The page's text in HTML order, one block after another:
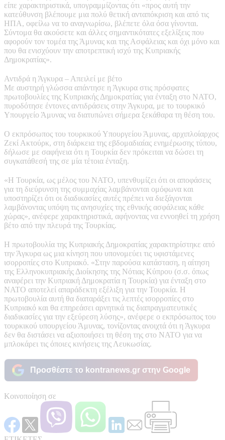
είπε χαρακτηριστικά, υπογραμμίζοντας ότι «προς αυτή την
κατεύθυνση βλέπουμε μια πολύ θετική ανταπόκριση και από τις
ΗΠΑ, οφείλω να το αναγνωρίσω, βλέπετε όλα όσα γίνονται.
Σύντομα θα ακούσετε και άλλες σημαντικότατες εξελίξεις που
αφορούν τον τομέα της Άμυνας και της Ασφάλειας και όχι μόνο και
που θα ενισχύουν την αποτρεπτική ισχύ της Κυπριακής
Δημοκρατίας».
Αντιδρά η Άγκυρα – Απειλεί με βέτο
Με αυστηρή γλώσσα απάντησε η Άγκυρα στις πρόσφατες
πρωτοβουλίες της Κυπριακής Δημοκρατίας για ένταξη στο ΝΑΤΟ,
πυροδότησε έντονες αντιδράσεις στην Άγκυρα, με το τουρκικό
Υπουργείο Άμυνας να διατυπώνει σήμερα ξεκάθαρα τη θέση του.
Ο εκπρόσωπος του τουρκικού Υπουργείου Άμυνας, αρχιπλοίαρχος
Ζεκί Ακτούρκ, στη διάρκεια της εβδομαδιαίας ενημέρωσης τύπου,
δήλωσε με σαφήνεια ότι η Τουρκία δεν πρόκειται να δώσει τη
συγκατάθεσή της σε μία τέτοια ένταξη.
«Η Τουρκία, ως μέλος του ΝΑΤΟ, υπενθυμίζει ότι οι αποφάσεις
για τη διεύρυνση της συμμαχίας λαμβάνονται ομόφωνα και
υποστηρίζει ότι οι διαδικασίες αυτές πρέπει να διεξάγονται
λαμβάνοντας υπόψη τις ανησυχίες της εθνικής ασφάλειας κάθε
χώρας», ανέφερε χαρακτηριστικά, αφήνοντας να εννοηθεί τη χρήση
βέτο από την πλευρά της Τουρκίας.
Η πρωτοβουλία της Κυπριακής Δημοκρατίας χαρακτηρίστηκε από
την Άγκυρα ως μια κίνηση που υπονομεύει τις υφιστάμενες
ισορροπίες στο Κυπριακό. «Στην παρούσα κατάσταση, η αίτηση
της Ελληνοκυπριακής Διοίκησης της Νότιας Κύπρου (σ.σ. όπως
αναφέρει την Κυπριακή Δημοκρατία η Τουρκία) για ένταξη στο
ΝΑΤΟ αποτελεί απαράδεκτη εξέλιξη για την Τουρκία. Η
πρωτοβουλία αυτή θα διαταράξει τις λεπτές ισορροπίες στο
Κυπριακό και θα επηρεάσει αρνητικά τις διαπραγματευτικές
διαδικασίες για την εξεύρεση λύσης», ανέφερε ο εκπρόσωπος του
τουρκικού υπουργείου Άμυνας, τονίζοντας ανοιχτά ότι η Άγκυρα
δεν θα διστάσει να αξιοποιήσει τη θέση της στο ΝΑΤΟ για να
μπλοκάρει τις όποιες κινήσεις της Λευκωσίας.
Προσθέστε το kontranews.gr στην Google
Κοινοποίηση σε